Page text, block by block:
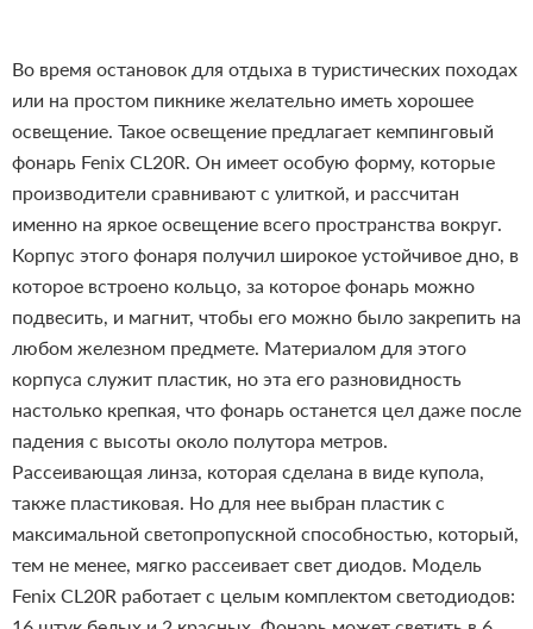
Во время остановок для отдыха в туристических походах
или на простом пикнике желательно иметь хорошее
освещение. Такое освещение предлагает кемпинговый
фонарь Fenix CL20R. Он имеет особую форму, которые
производители сравнивают с улиткой, и рассчитан
именно на яркое освещение всего пространства вокруг.
Корпус этого фонаря получил широкое устойчивое дно, в
которое встроено кольцо, за которое фонарь можно
подвесить, и магнит, чтобы его можно было закрепить на
любом железном предмете. Материалом для этого
корпуса служит пластик, но эта его разновидность
настолько крепкая, что фонарь останется цел даже после
падения с высоты около полутора метров.
Рассеивающая линза, которая сделана в виде купола,
также пластиковая. Но для нее выбран пластик с
максимальной светопропускной способностью, который,
тем не менее, мягко рассеивает свет диодов. Модель
Fenix CL20R работает с целым комплектом светодиодов: